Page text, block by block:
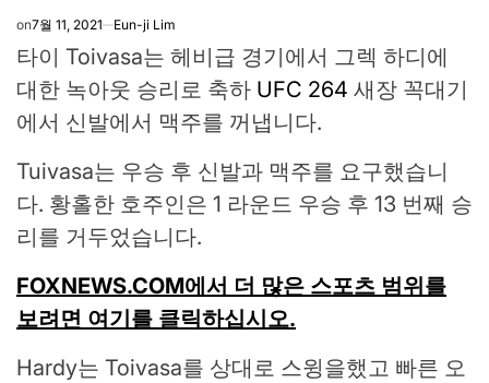
on7월 11, 2021 Eun-ji Lim
타이 Toivasa는 헤비급 경기에서 그렉 하디에
대한 녹아웃 승리로 축하 UFC 264 새장 꼭대기
에서 신발에서 맥주를 ​​꺼냅니다.
Tuivasa는 우승 후 신발과 맥주를 요구했습니
다. 황홀한 호주인은 1 라운드 우승 후 13 번째 승
리를 거두었습니다.
FOXNEWS.COM에서 더 많은 스포츠 범위를
보려면 여기를 클릭하십시오.
Hardy는 Toivasa를 상대로 스윙을했고 빠른 오